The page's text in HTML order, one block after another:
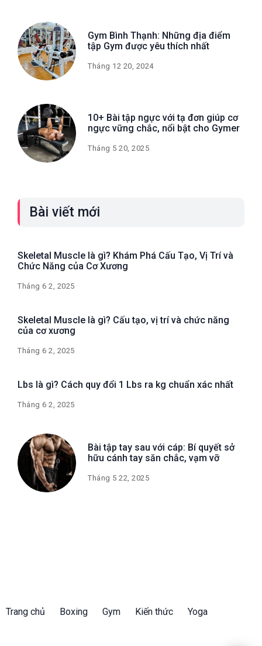
Gym Bình Thạnh: Những địa điểm
tập Gym được yêu thích nhất
Tháng 12 20, 2024
10+ Bài tập ngực với tạ đơn giúp cơ
ngực vững chắc, nổi bật cho Gymer
Tháng 5 20, 2025
Bài viết mới
Skeletal Muscle là gì? Khám Phá Cấu Tạo, Vị Trí và
Chức Năng của Cơ Xương
Tháng 6 2, 2025
Skeletal Muscle là gì? Cấu tạo, vị trí và chức năng
của cơ xương
Tháng 6 2, 2025
Lbs là gì? Cách quy đổi 1 Lbs ra kg chuẩn xác nhất
Tháng 6 2, 2025
Bài tập tay sau với cáp: Bí quyết sở
hữu cánh tay săn chắc, vạm vỡ
Tháng 5 22, 2025
Trang chủ Boxing Gym Kiến thức Yoga